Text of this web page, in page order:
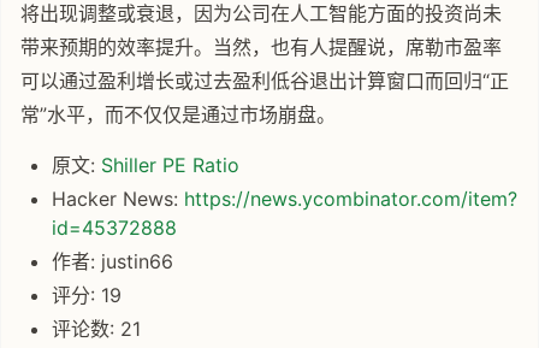
将出现调整或衰退，因为公司在人工智能方面的投资尚未
带来预期的效率提升。当然，也有人提醒说，席勒市盈率
可以通过盈利增长或过去盈利低谷退出计算窗口而回归“正
常”水平，而不仅仅是通过市场崩盘。
原文: Shiller PE Ratio
Hacker News: https://news.ycombinator.com/item?
id=45372888
作者: justin66
评分: 19
评论数: 21